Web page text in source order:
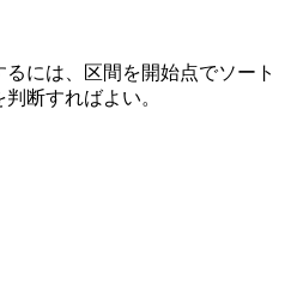
には、区間を開始点でソート
断すればよい。